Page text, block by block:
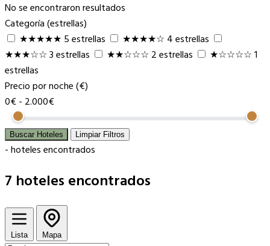
No se encontraron resultados
Categoría (estrellas)
★★★★★ 5 estrellas ★★★★☆ 4 estrellas
★★★☆☆3 estrellas ★★☆☆☆ 2 estrellas ★☆☆☆☆1
estrellas
Precio por noche (€)
0€- 2.000€
Buscar Hoteles Limpiar Filtros
-hoteles encontrados
7 hoteles encontrados
Lista Mapa